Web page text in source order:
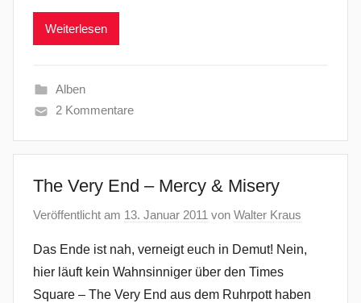
Weiterlesen
Alben
2 Kommentare
The Very End – Mercy & Misery
Veröffentlicht am 13. Januar 2011 von Walter Kraus
Das Ende ist nah, verneigt euch in Demut! Nein,
hier läuft kein Wahnsinniger über den Times
Square – The Very End aus dem Ruhrpott haben